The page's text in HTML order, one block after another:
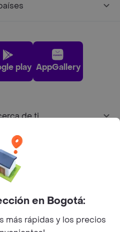
play AppGallery
de ti
en Bogotá:
más rápidas y los precios